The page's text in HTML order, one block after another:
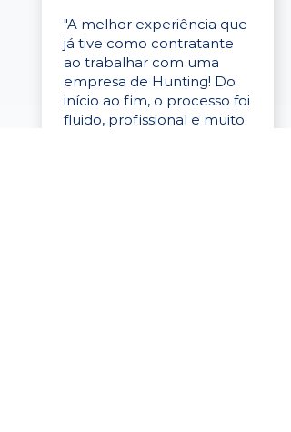
"A melhor experiência que
já tive como contratante
ao trabalhar com uma
empresa de Hunting! Do
início ao fim, o processo foi
fluido, profissional e muito